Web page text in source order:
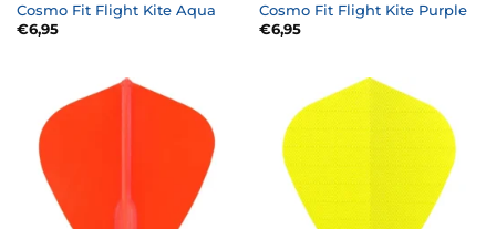
Cosmo Fit Flight Kite Aqua
€6,95
Cosmo Fit Flight Kite Purple
€6,95